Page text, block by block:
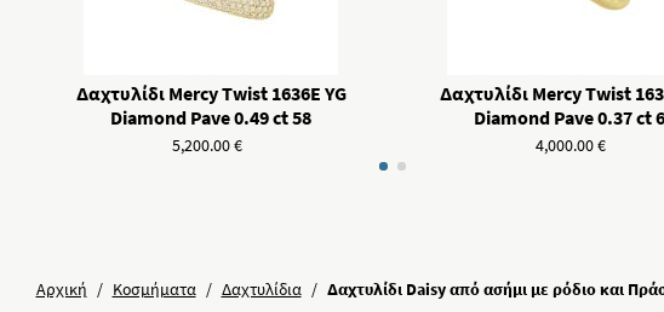
Δαχτυλίδι Mercy Twist 1636Ε YG
Diamond Pave 0.49 ct 58
5,200.00€
Δαχτυλίδι Mercy Twist
Diamond Pave 0.37 ct
4,000.00€
Αρχική / Κοσμήματα / Δαχτυλίδια / Δαχτυλίδι Daisy από ασήμι με ρόδιο και